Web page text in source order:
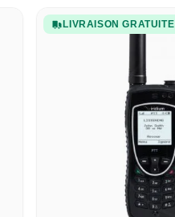
LIVRAISON GRATUITE